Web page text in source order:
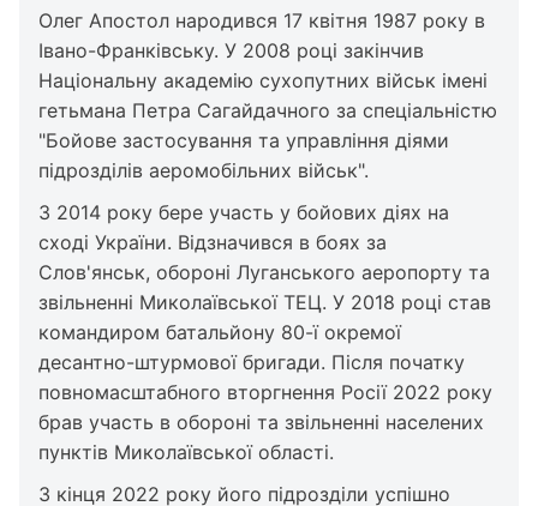
Олег Апостол народився 17 квітня 1987 року в
Івано-Франківську. У 2008 році закінчив
Національну академію сухопутних військ імені
гетьмана Петра Сагайдачного за спеціальністю
"Бойове застосування та управління діями
підрозділів аеромобільних військ".
З 2014 року бере участь у бойових діях на
сході України. Відзначився в боях за
Слов'янськ, обороні Луганського аеропорту та
звільненні Миколаївської ТЕЦ. У 2018 році став
командиром батальйону 80-ї окремої
десантно-штурмової бригади. Після початку
повномасштабного вторгнення Росії 2022 року
брав участь в обороні та звільненні населених
пунктів Миколаївської області.
З кінця 2022 року його підрозділи успішно